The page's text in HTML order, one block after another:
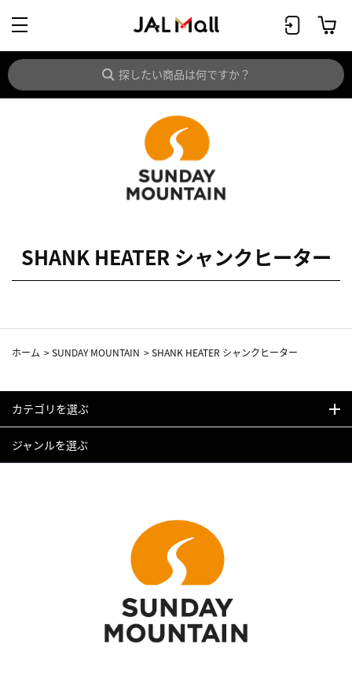
SHANK HEATER シャンクヒーター
ホーム >SUNDAY MOUNTAIN >SHANK HEATER シャンクヒーター
カテゴリを選ぶ
ジャンルを選ぶ